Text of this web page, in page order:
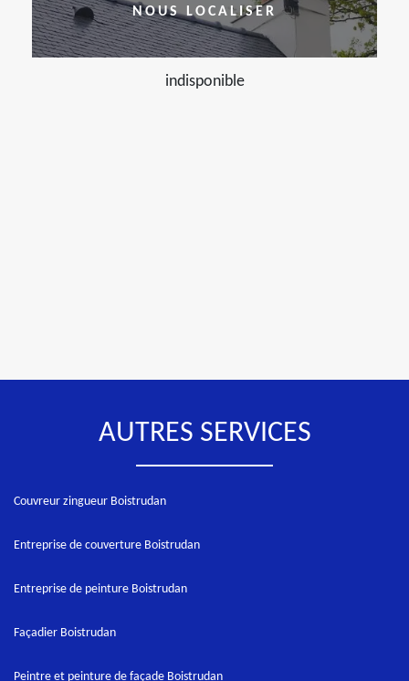
NOUS LOCALISER
indisponible
AUTRES SERVICES
Couvreur zingueur Boistrudan
Entreprise de couverture Boistrudan
Entreprise de peinture Boistrudan
Façadier Boistrudan
Peintre et peinture de façade Boistrudan